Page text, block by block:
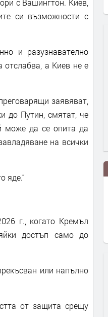
с Вашингтон. Киев,
си възможности с
и разузнавателно
отслабва, а Киев не е
заявяват,
до Путин, смятат, че
може да се опита да
на всички
яде.“
г., когато Кремъл
достъп само до
или напълно
от защита срещу